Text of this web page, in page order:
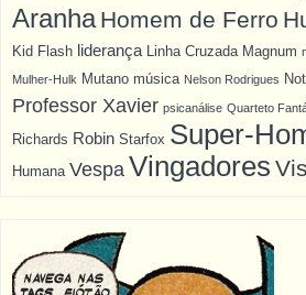
Aranha Homem de Ferro
Kid Flash liderança Linha Cruzada Magnum
Mulher-Hulk Mutano música Nelson Rodrigues
Professor Xavier psicanálise Quarteto
Richards Robin Starfox Super-
Humana Vespa Vingadores